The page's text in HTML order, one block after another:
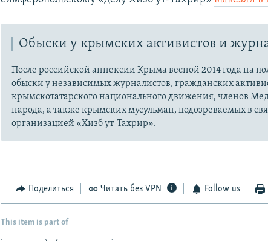
Обыски у крымских активистов и
После российской аннексии Крыма весной 2014 года на
обыски у независимых журналистов, гражданских
крымскотатарского национального движения, членов
народа, а также крымских мусульман, подозреваемых в
организацией «Хизб ут-Тахрир».
Поделиться Читать без VPN Follow us
This item is part of